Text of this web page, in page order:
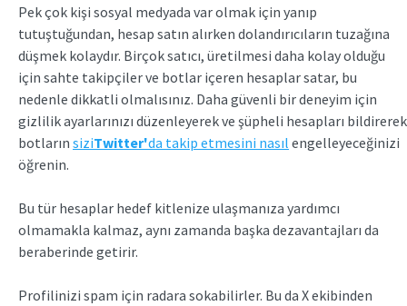
Pek çok kişi sosyal medyada var olmak için yanıp
tutuştuğundan, hesap satın alırken dolandırıcıların tuzağına
düşmek kolaydır. Birçok satıcı, üretilmesi daha kolay olduğu
için sahte takipçiler ve botlar içeren hesaplar satar, bu
nedenle dikkatli olmalısınız. Daha güvenli bir deneyim için
gizlilik ayarlarınızı düzenleyerek ve şüpheli hesapları bildirerek
botların siziTwitter'da takip etmesini nasıl engelleyeceğinizi
öğrenin.
Bu tür hesaplar hedef kitlenize ulaşmanıza yardımcı
olmamakla kalmaz, aynı zamanda başka dezavantajları da
beraberinde getirir.
Profilinizi spam için radara sokabilirler. Bu da X ekibinden